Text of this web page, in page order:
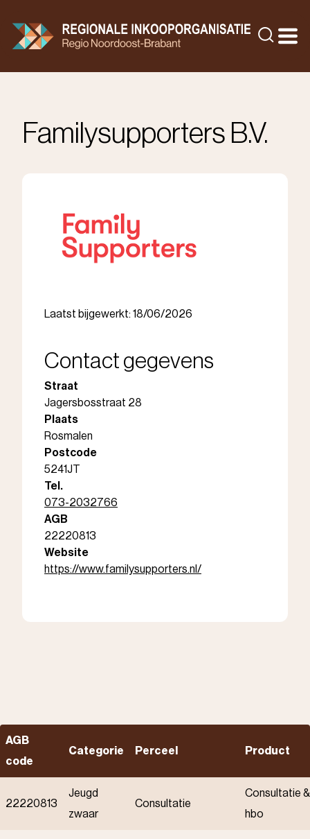
naar
inhoud
Familysupporters B.V.
Laatst bijgewerkt: 18/06/2026
Contact gegevens
Straat
Jagersbosstraat 28
Plaats
Rosmalen
Postcode
5241JT
Tel.
073-2032766
AGB
22220813
Website
https://www.familysupporters.nl/
AGB
code
Categorie Perceel Product
22220813
Jeugd
zwaar
Consultatie
Consultatie
hbo